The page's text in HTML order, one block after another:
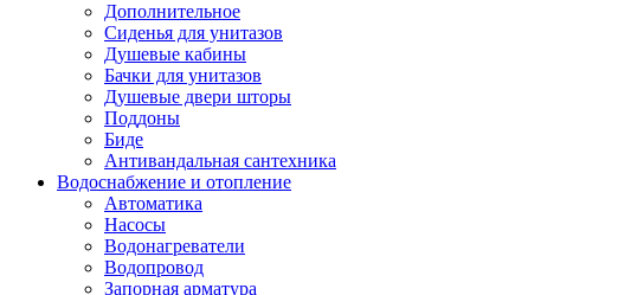
Дополнительное
Сиденья для унитазов
Душевые кабины
Бачки для унитазов
Душевые двери шторы
Поддоны
Биде
Антивандальная сантехника
Водоснабжение и отопление
Автоматика
Насосы
Водонагреватели
Водопровод
Запорная арматура